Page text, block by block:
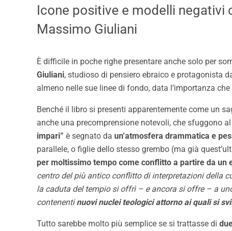
Icone positive e modelli negativi
Massimo Giuliani
È difficile in poche righe presentare anche solo per
Giuliani, studioso di pensiero ebraico e protagonista
almeno nelle sue linee di fondo, data l’importanza
Benché il libro si presenti apparentemente come un
anche una precomprensione notevoli, che sfuggono
impari” è segnato da un’atmosfera drammatica e
parallele, o figlie dello stesso grembo (ma già
per moltissimo tempo come conflitto a partire da un
centro del più antico conflitto di interpretazioni della
la caduta del tempio si offrì – e ancora si offre – a
contenentinuovi nuclei teologici attorno ai quali si
Tutto sarebbe molto più semplice se si trattasse di